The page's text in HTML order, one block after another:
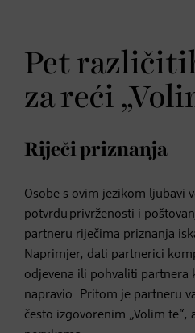
Pet
za reći
Riječi priznanja
Osobe s ovim jezikom ljubavi
potvrdu privrženosti i
partneru riječima priznanja
Naprimjer, dati partnerici
odjevena ili pohvaliti partnera
napravio. Pritom je partneru
često izgovorenim „Volim te“,